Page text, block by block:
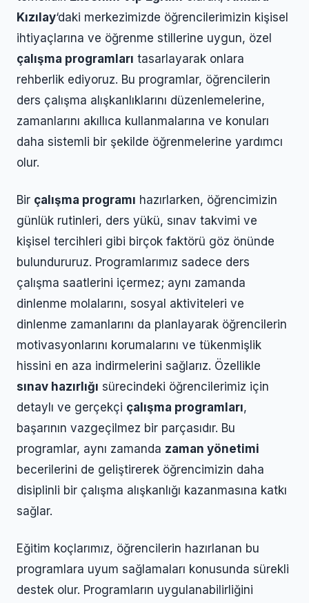
Kızılay‘daki merkezimizde öğrencilerimizin kişisel
ihtiyaçlarına ve öğrenme stillerine uygun, özel
çalışma programları tasarlayarak onlara
rehberlik ediyoruz. Bu programlar, öğrencilerin
ders çalışma alışkanlıklarını düzenlemelerine,
zamanlarını akıllıca kullanmalarına ve konuları
daha sistemli bir şekilde öğrenmelerine yardımcı
olur.
Bir çalışma programı hazırlarken, öğrencimizin
günlük rutinleri, ders yükü, sınav takvimi ve
kişisel tercihleri gibi birçok faktörü göz önünde
bulundururuz. Programlarımız sadece ders
çalışma saatlerini içermez; aynı zamanda
dinlenme molalarını, sosyal aktiviteleri ve
dinlenme zamanlarını da planlayarak öğrencilerin
motivasyonlarını korumalarını ve tükenmişlik
hissini en aza indirmelerini sağlarız. Özellikle
sınav hazırlığı sürecindeki öğrencilerimiz için
detaylı ve gerçekçi çalışma programları,
başarının vazgeçilmez bir parçasıdır. Bu
programlar, aynı zamanda zaman yönetimi
becerilerini de geliştirerek öğrencimizin daha
disiplinli bir çalışma alışkanlığı kazanmasına katkı
sağlar.
Eğitim koçlarımız, öğrencilerin hazırlanan bu
programlara uyum sağlamaları konusunda sürekli
destek olur. Programların uygulanabilirliğini